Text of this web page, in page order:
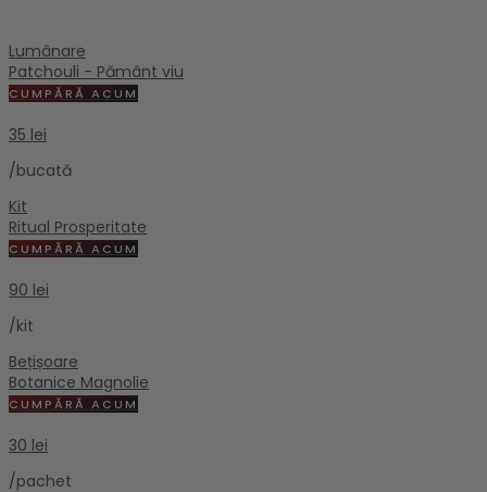
Lumânare
Patchouli - Pământ viu
CUMPĂRĂ ACUM
35 lei
/bucată
Kit
Ritual Prosperitate
CUMPĂRĂ ACUM
90 lei
/kit
Bețișoare
Botanice Magnolie
CUMPĂRĂ ACUM
30 lei
/pachet